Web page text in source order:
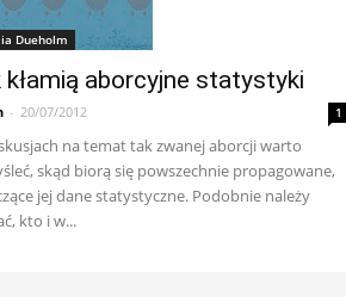
Dueholm
kłamią aborcyjne statystyki
- 20/07/2012 1
na temat tak zwanej aborcji warto
skąd biorą się powszechnie propagowane,
jej dane statystyczne. Podobnie należy
kto i w...